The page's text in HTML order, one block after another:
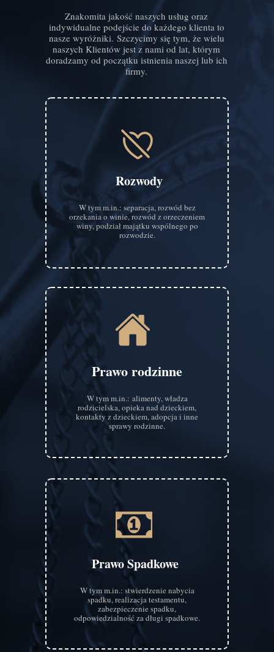
Znakomita jakość naszych usług oraz
indywidualne podejście do każdego klienta to
nasze wyróżniki. Szczycimy się tym, że wielu
naszych Klientów jest z nami od lat, którym
doradzamy od początku istnienia naszej lub ich
firmy.
Prawo Spadkowe
W tym m.in.: stwierdzenie nabycia
spadku, realizacja testamentu,
zabezpieczenie spadku,
odpowiedzialność za długi spadkowe.
Rozwody
W tym m.in.: separacja, rozwód bez
orzekania o winie, rozwód z orzeczeniem
winy, podział majątku wspólnego po
rozwodzie.
Prawo rodzinne
W tym m.in.: alimenty, władza
rodzicielska, opieka nad dzieckiem,
kontakty z dzieckiem, adopcja i inne
sprawy rodzinne.